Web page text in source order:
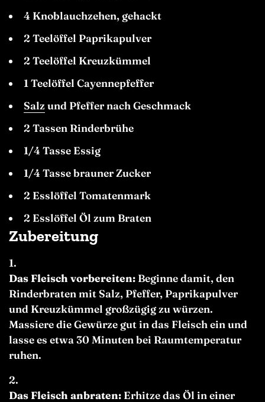
4 Knoblauchzehen, gehackt
2 Teelöffel Paprikapulver
2 Teelöffel Kreuzkümmel
1 Teelöffel Cayennepfeffer
Salzund Pfeffer nach Geschmack
2 Tassen Rinderbrühe
1/4 Tasse Essig
1/4 Tasse brauner Zucker
2 Esslöffel Tomatenmark
2 Esslöffel Öl zum Braten
Zubereitung
Das Fleisch vorbereiten: Beginne damit, den
Rinderbraten mit Salz, Pfeffer, Paprikapulver
und Kreuzkümmel großzügig zu würzen.
Massiere die Gewürze gut in das Fleisch ein und
lasse es etwa 30 Minuten bei Raumtemperatur
ruhen.
Das Fleisch anbraten: Erhitze das Öl in einer